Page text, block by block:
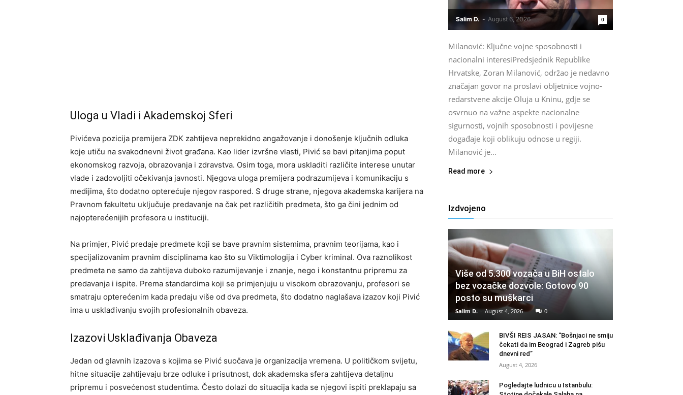
Uloga u Vladi i Akademskoj Sferi
Pivićeva pozicija premijera ZDK zahtijeva neprekidno angažovanje i donošenje ključnih odluka
koje utiču na svakodnevni život građana. Kao lider izvršne vlasti, Pivić se bavi pitanjima poput
ekonomskog razvoja, obrazovanja i zdravstva. Osim toga, mora uskladiti različite interese unutar
vlade i zadovoljiti očekivanja javnosti. Njegova uloga premijera podrazumijeva i komunikaciju s
medijima, što dodatno opterećuje njegov raspored. S druge strane, njegova akademska karijera na
Pravnom fakultetu uključuje predavanje na čak pet različitih predmeta, što ga čini jednim od
najopterećenijih profesora u instituciji.
Na primjer, Pivić predaje predmete koji se bave pravnim sistemima, pravnim teorijama, kao i
specijalizovanim pravnim disciplinama kao što su Viktimologija i Cyber kriminal. Ova raznolikost
predmeta ne samo da zahtijeva duboko razumijevanje i znanje, nego i konstantnu pripremu za
predavanja i ispite. Prema standardima koji se primjenjuju u visokom obrazovanju, profesori se
smatraju opterećenim kada predaju više od dva predmeta, što dodatno naglašava izazov koji Pivić
ima u usklađivanju svojih profesionalnih obaveza.
Izazovi Usklađivanja Obaveza
Jedan od glavnih izazova s kojima se Pivić suočava je organizacija vremena. U političkom svijetu,
hitne situacije zahtijevaju brze odluke i prisutnost, dok akademska sfera zahtijeva detaljnu
pripremu i posvećenost studentima. Često dolazi do situacija kada se njegovi ispiti preklapaju sa
Salim D. - August 6, 2026 0
Milanović: Ključne vojne sposobnosti i
nacionalni interesiPredsjednik Republike
Hrvatske, Zoran Milanović, održao je nedavno
značajan govor na proslavi obljetnice vojno-
redarstvene akcije Oluja u Kninu, gdje se
osvrnuo na važne aspekte nacionalne
sigurnosti, vojnih sposobnosti i povijesne
događaje koji oblikuju odnose u regiji.
Milanović je...
Read more
Izdvojeno
Više od 5.300 vozača u BiH ostalo
bez vozačke dozvole: Gotovo 90
posto su muškarci
Salim D. - August 4, 2026 0
BIVŠI REIS JASAN: “Bošnjaci ne smiju
čekati da im Beograd i Zagreb pišu
dnevni red”
August 4, 2026
Pogledajte ludnicu u Istanbulu: